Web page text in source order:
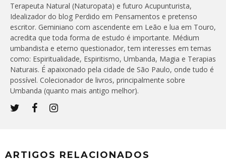
Terapeuta Natural (Naturopata) e futuro Acupunturista,
Idealizador do blog Perdido em Pensamentos e pretenso
escritor. Geminiano com ascendente em Leão e lua em Touro,
acredita que toda forma de estudo é importante. Médium
umbandista e eterno questionador, tem interesses em temas
como: Espiritualidade, Espiritismo, Umbanda, Magia e Terapias
Naturais. É apaixonado pela cidade de São Paulo, onde tudo é
possível. Colecionador de livros, principalmente sobre
Umbanda (quanto mais antigo melhor).
ARTIGOS RELACIONADOS